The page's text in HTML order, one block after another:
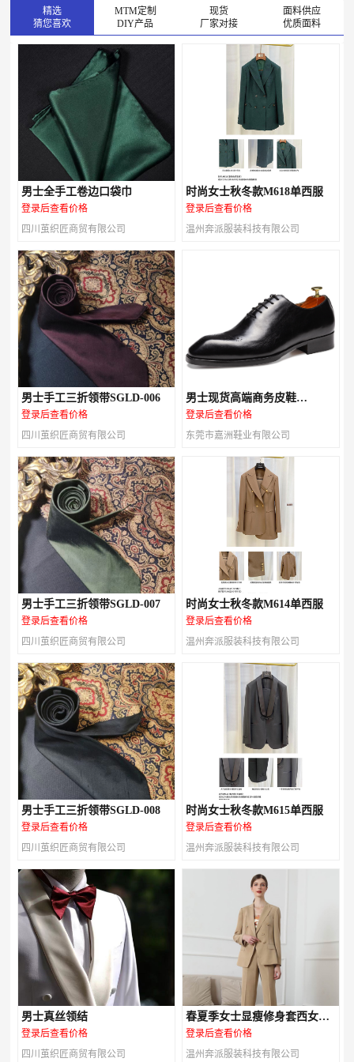
精选
猜您喜欢
MTM定制
DIY产品
现货
厂家对接
面料供应
优质面料
男士全手工卷边口袋巾
登录后查看价格
四川茧织匠商贸有限公司
时尚女士秋冬款M618单西服
登录后查看价格
温州奔派服装科技有限公司
男士手工三折领带SGLD-006
登录后查看价格
四川茧织匠商贸有限公司
男士现货高端商务皮鞋
M147A03
登录后查看价格
东莞市嘉洲鞋业有限公司
男士手工三折领带SGLD-007
登录后查看价格
四川茧织匠商贸有限公司
时尚女士秋冬款M614单西服
登录后查看价格
温州奔派服装科技有限公司
男士手工三折领带SGLD-008
登录后查看价格
四川茧织匠商贸有限公司
时尚女士秋冬款M615单西服
登录后查看价格
温州奔派服装科技有限公司
男士真丝领结
登录后查看价格
四川茧织匠商贸有限公司
春夏季女士显瘦修身套西女装
M616款
登录后查看价格
温州奔派服装科技有限公司